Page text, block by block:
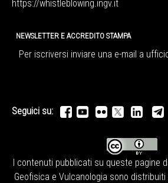
https://whistleblowing.ingv. it
NEWSLETTER E ACCREDITO STAMPA
Per iscriversi inviare una e-mail a
Seguici su:
I contenuti pubblicati su queste pagine
Geofisica e Vulcanologia sono